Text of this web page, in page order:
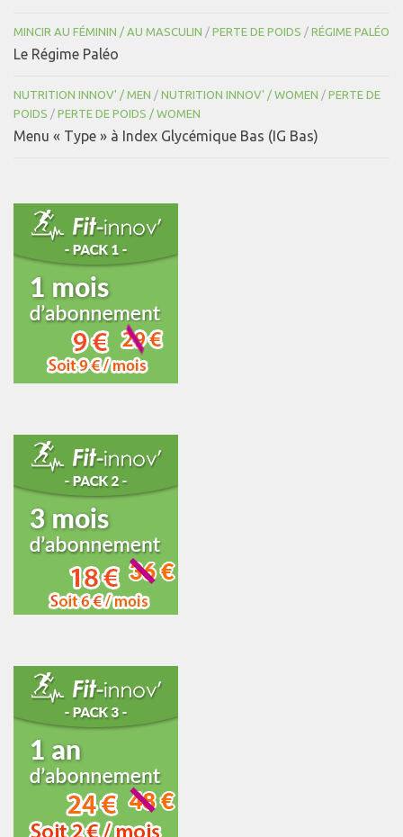
MINCIR AU FÉMININ / AU MASCULIN / PERTE DE POIDS / RÉGIME PALÉO
Le Régime Paléo
NUTRITION INNOV' / MEN / NUTRITION INNOV' / WOMEN / PERTE DE
POIDS / PERTE DE POIDS / WOMEN
Menu « Type » à Index Glycémique Bas (IG Bas)